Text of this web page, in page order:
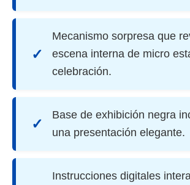
✓
Mecanismo sorpresa que
escena interna de micro
celebración.
✓
Base de exhibición negra
una presentación elegante.
Instrucciones digitales